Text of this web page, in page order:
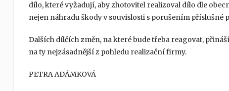
dílo, které vyžadují, aby zhotovitel realizoval dílo dle
nejen náhradu škody v souvislosti s porušením příslušné
Dalších dílčích změn, na které bude třeba reagovat,
na ty nejzásadnější z pohledu realizační firmy.
PETRA ADÁMKOVÁ